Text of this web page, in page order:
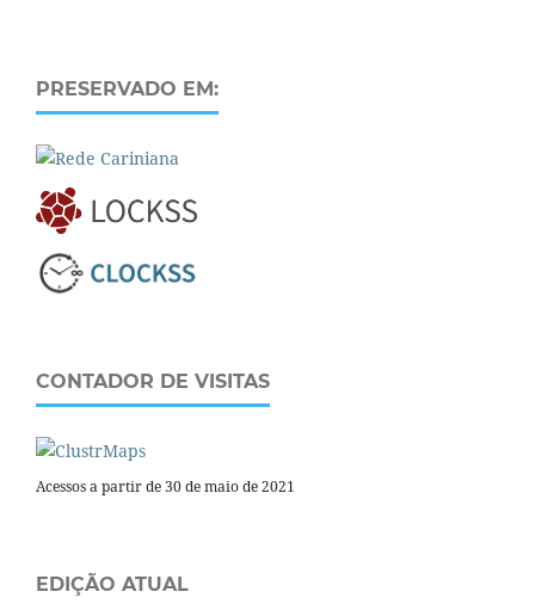
PRESERVADO EM:
CONTADOR DE VISITAS
Acessos a partir de 30 de maio de 2021
EDIÇÃO ATUAL